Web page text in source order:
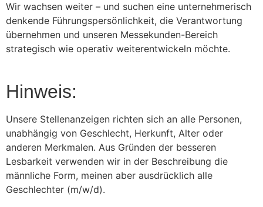
Wir wachsen weiter – und suchen eine unternehmerisch
denkende Führungspersönlichkeit, die Verantwortung
übernehmen und unseren Messekunden-Bereich
strategisch wie operativ weiterentwickeln möchte.
Hinweis:
Unsere Stellenanzeigen richten sich an alle Personen,
unabhängig von Geschlecht, Herkunft, Alter oder
anderen Merkmalen. Aus Gründen der besseren
Lesbarkeit verwenden wir in der Beschreibung die
männliche Form, meinen aber ausdrücklich alle
Geschlechter (m/w/d).